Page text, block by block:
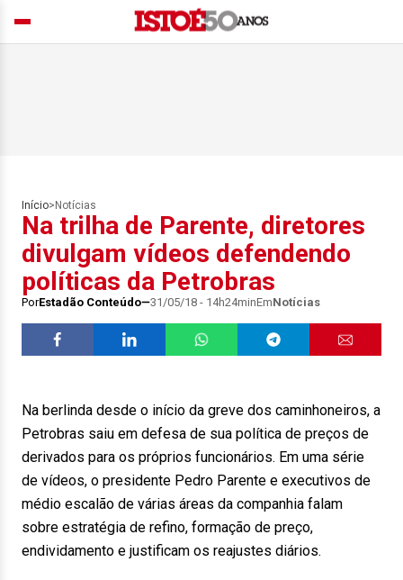
Início> Notícias
Na trilha de Parente, diretores
divulgam vídeos defendendo
políticas da Petrobras
PorEstadão Conteúdo 31/05/18 - 14h24minEmNotícias
Na berlinda desde o início da greve dos caminhoneiros, a
Petrobras saiu em defesa de sua política de preços de
derivados para os próprios funcionários. Em uma série
de vídeos, o presidente Pedro Parente e executivos de
médio escalão de várias áreas da companhia falam
sobre estratégia de refino, formação de preço,
endividamento e justificam os reajustes diários.